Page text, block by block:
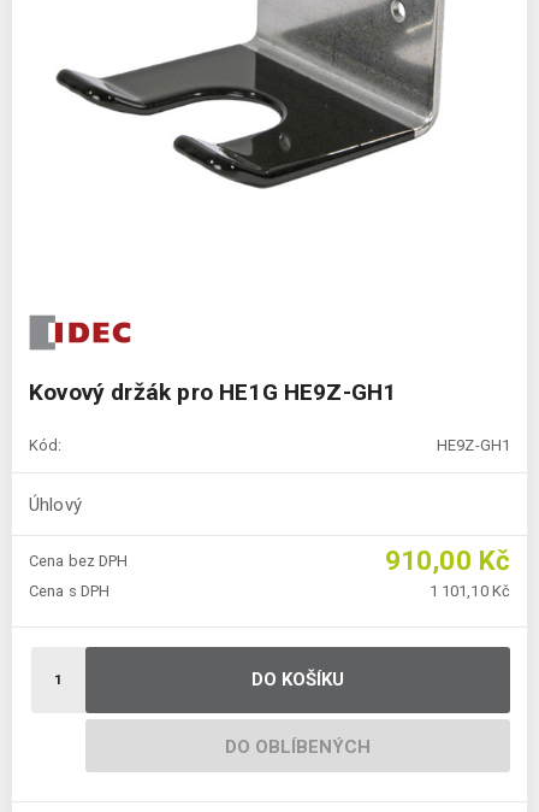
Kovový držák pro HE1G HE9Z-GH1
Kód: HE9Z-GH1
Úhlový
Cena bez DPH 910,00 Kč
Cena s DPH 1 101,10 Kč
DO KOŠÍKU
DO OBLÍBENÝCH